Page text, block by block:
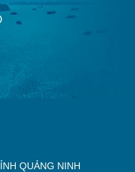
QUẢNG NINH